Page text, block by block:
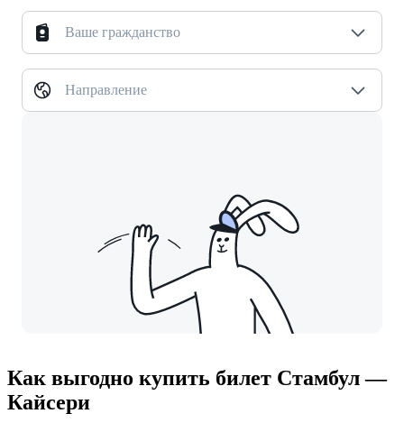
Ваше гражданство
Направление
Как выгодно купить билет Стамбул —
Кайсери